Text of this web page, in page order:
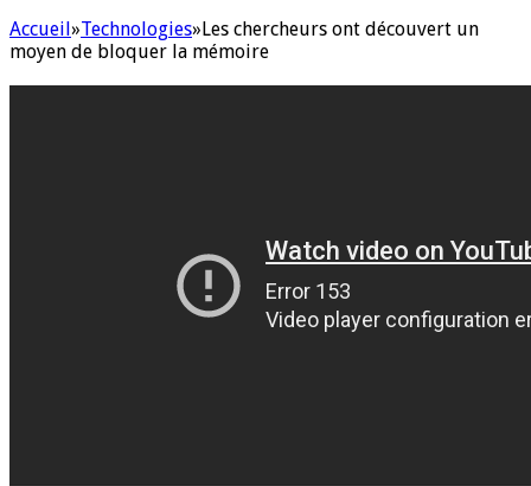
Accueil»Technologies»Les chercheurs ont découvert un
moyen de bloquer la mémoire